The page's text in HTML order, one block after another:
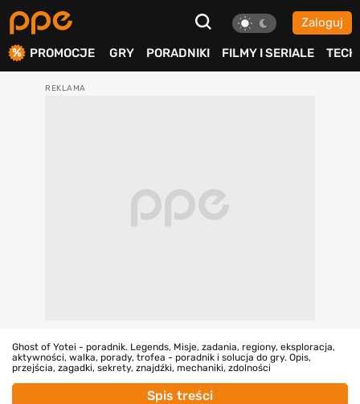
Zaloguj
PROMOCJE GRY PORADNIKI FILMY I SERIALE TECH
Ghost of Yotei - poradnik. Legends, Misje, zadania, regiony, eksploracja,
aktywności, walka, porady, trofea - poradnik i solucja do gry. Opis,
przejścia, zagadki, sekrety, znajdźki, mechaniki, zdolności
Spis treści